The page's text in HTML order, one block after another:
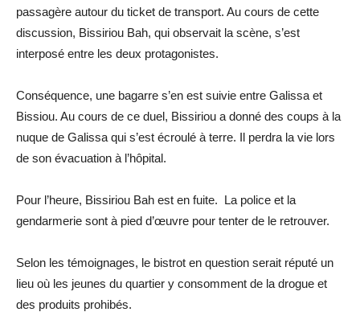
passagère autour du ticket de transport. Au cours de cette
discussion, Bissiriou Bah, qui observait la scène, s’est
interposé entre les deux protagonistes.
Conséquence, une bagarre s’en est suivie entre Galissa et
Bissiou. Au cours de ce duel, Bissiriou a donné des coups à la
nuque de Galissa qui s’est écroulé à terre. Il perdra la vie lors
de son évacuation à l’hôpital.
Pour l’heure, Bissiriou Bah est en fuite. La police et la
gendarmerie sont à pied d’œuvre pour tenter de le retrouver.
Selon les témoignages, le bistrot en question serait réputé un
lieu où les jeunes du quartier y consomment de la drogue et
des produits prohibés.